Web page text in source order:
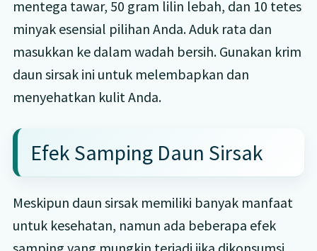
mentega tawar, 50 gram lilin lebah, dan 10 tetes
minyak esensial pilihan Anda. Aduk rata dan
masukkan ke dalam wadah bersih. Gunakan krim
daun sirsak ini untuk melembapkan dan
menyehatkan kulit Anda.
Efek Samping Daun Sirsak
Meskipun daun sirsak memiliki banyak manfaat
untuk kesehatan, namun ada beberapa efek